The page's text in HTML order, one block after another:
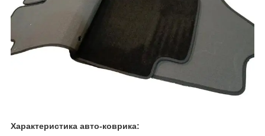
Характеристика авто-коврика: